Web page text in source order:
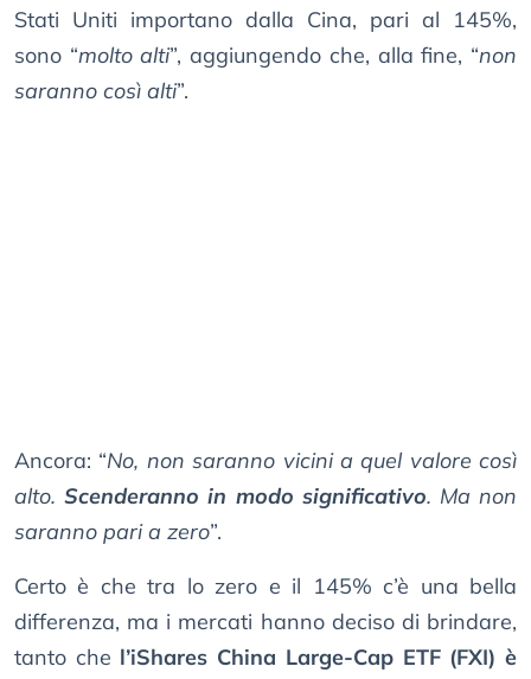
Stati Uniti importano dalla Cina, pari al 145%,
sono “molto alti”, aggiungendo che, alla fine, “non
saranno così alti”.
Ancora: “No, non saranno vicini a quel valore così
alto.Scenderanno in modo significativo. Ma non
saranno pari a zero”.
Certo è che tra lo zero e il 145% c’è una bella
differenza, ma i mercati hanno deciso di brindare,
tanto che l’iShares China Large-Cap ETF (FXI) è